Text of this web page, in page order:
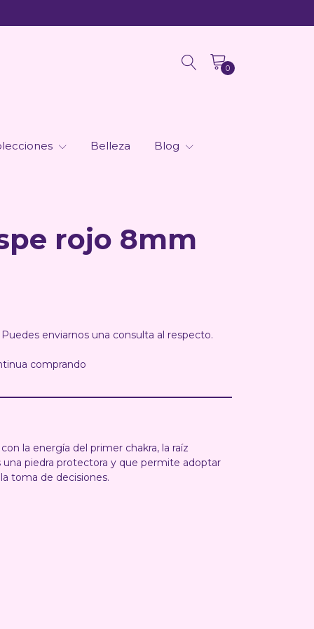
0
Belleza Blog
rojo 8mm
enviarnos una consulta al respecto.
comprando
la energía del primer chakra, la raíz
una piedra protectora y que permite adoptar
toma de decisiones.